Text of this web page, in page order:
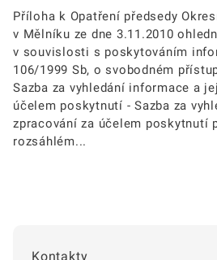
Kontakty
Příloha k Opatření předsedy
v Mělníku ze dne 3.11.2010
v souvislosti s poskytováním
106/1999 Sb, o svobodném
Sazba za vyhledání informace a
účelem poskytnutí - Sazba za
zpracování za účelem poskytnutí
rozsáhlém...